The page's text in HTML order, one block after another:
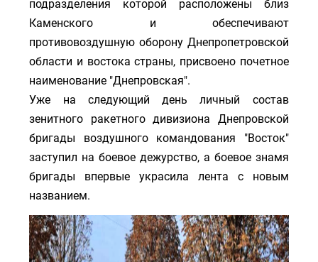
подразделения которой расположены близ
Каменского и обеспечивают
противовоздушную оборону Днепропетровской
области и востока страны, присвоено почетное
наименование "Днепровская".
Уже на следующий день личный состав
зенитного ракетного дивизиона Днепровской
бригады воздушного командования "Восток"
заступил на боевое дежурство, а боевое знамя
бригады впервые украсила лента с новым
названием.